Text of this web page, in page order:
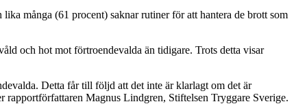
många (61 procent) saknar rutiner för att hantera de brott som
och hot mot förtroendevalda än tidigare. Trots detta visar
Detta får till följd att det inte är klarlagt om det är
rapportförfattaren Magnus Lindgren, Stiftelsen Tryggare Sverige.